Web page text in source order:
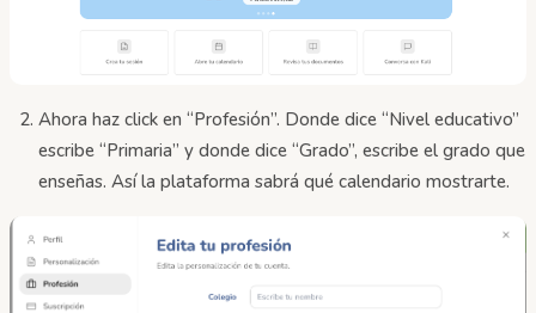
Ahora haz click en “Profesión”. Donde dice “Nivel educativo”
escribe “Primaria” y donde dice “Grado”, escribe el grado que
enseñas. Así la plataforma sabrá qué calendario mostrarte.